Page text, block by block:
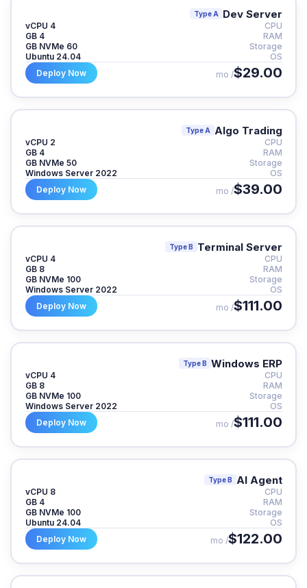
Dev Server
Type A
CPU
4 vCPU
RAM
4 GB
Storage
60 GB NVMe
OS
Ubuntu 24.04
$29.00
/ mo
Deploy Now
Algo Trading
Type A
CPU
2 vCPU
RAM
4 GB
Storage
50 GB NVMe
OS
Windows Server 2022
$39.00
/ mo
Deploy Now
Terminal Server
Type B
CPU
4 vCPU
RAM
8 GB
Storage
100 GB NVMe
OS
Windows Server 2022
$111.00
/ mo
Deploy Now
Windows ERP
Type B
CPU
4 vCPU
RAM
8 GB
Storage
100 GB NVMe
OS
Windows Server 2022
$111.00
/ mo
Deploy Now
AI Agent
Type B
CPU
8 vCPU
RAM
4 GB
Storage
100 GB NVMe
OS
Ubuntu 24.04
$122.00
/ mo
Deploy Now